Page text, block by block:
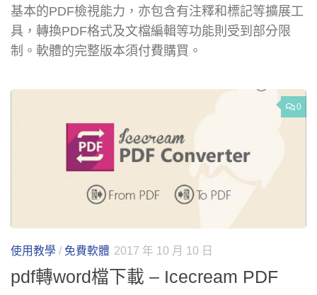
基本的PDF檢視能力，亦包含有注釋和標記等擴展工
具，轉換PDF格式及文檔編輯等功能則受到部分限
制。軟體的完整版本須付費購買。
0
使用教學 / 免費軟體 2017 年 10 月 10 日
pdf轉word檔下載 – Icecream PDF